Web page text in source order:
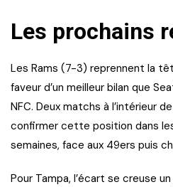
Les prochains
Les Rams (7-3) reprennent la
faveur d’un meilleur bilan que
NFC. Deux matchs à l’intérieur
confirmer cette position dans
semaines, face aux 49ers puis
Pour Tampa, l’écart se creuse